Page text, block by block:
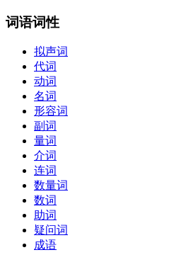
词语词性
拟声词
代词
动词
名词
形容词
副词
量词
介词
连词
数量词
数词
助词
疑问词
成语